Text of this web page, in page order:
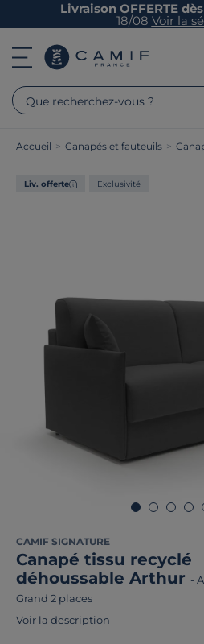
Livraison OFFERTE
18/08 Voir la
Que recherchez-vous ?
Accueil > Canapés et fauteuils >
Liv. offerte Exclusivité
CAMIF SIGNATURE
Canapé tissu recyclé
déhoussable Arthur -
Grand 2 places
Voir la description